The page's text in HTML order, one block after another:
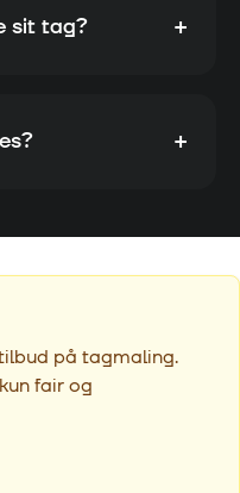
sit tag? +
+
på tagmaling.
fair og